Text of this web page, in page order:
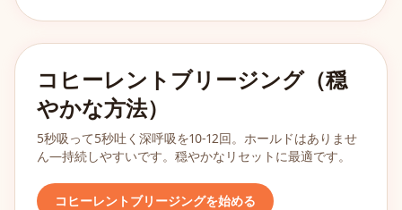
コヒーレントブリージング（穏
やかな方法）
5秒吸って5秒吐く深呼吸を10-12回。ホールドはありませ
ん—持続しやすいです。穏やかなリセットに最適です。
コヒーレントブリージングを始める